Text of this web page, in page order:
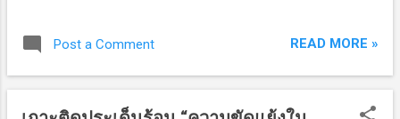
ขาด จริงจัง” ด้านรัฐบาลซีเรียประกาศ
กร้าวไม่ยอมแพ้ “เราจะทำการปกป้องตนเอง”
Post a Comment READ MORE »